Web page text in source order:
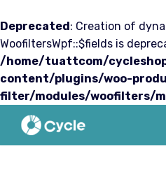
Deprecated: Creation of
WoofiltersWpf::$fields is
/home/tuattcom/
content/plugins/woo-
filter/modules/woofilters/
Saltar